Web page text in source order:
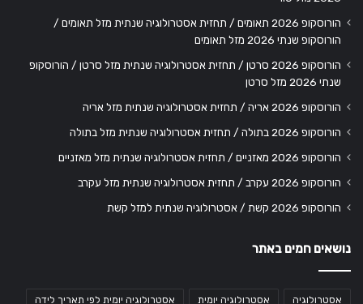
הורוסקופ 2026 תאומים / תחזית אסטרולוגיה שנתית מזל תאומים /
הורוסקופ שנתי 2026 מזל תאומים
הורוסקופ 2026 סרטן / תחזית אסטרולוגיה שנתית מזל סרטן / הורוסקופ
שנתי 2026 מזל סרטן
הורוסקופ 2026 אריה / תחזית אסטרולוגיה שנתית מזל אריה
הורוסקופ 2026 בתולה / תחזית אסטרולוגיה שנתית מזל בתולה
הורוסקופ 2026 מאזניים / תחזית אסטרולוגיה שנתית מזל מאזניים
הורוסקופ 2026 עקרב / תחזית אסטרולוגיה שנתית מזל עקרב
הורוסקופ 2026 קשת / אסטרולוגיה שנתית למזל קשת
נושאים חמים באתר
אסטרולוגיה אסטרולוגיה יומית אסטרולוגיה יומית לפי תאריך לידה